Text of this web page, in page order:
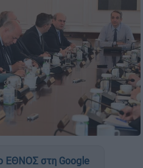
ΕΘΝΟΣ στη Google